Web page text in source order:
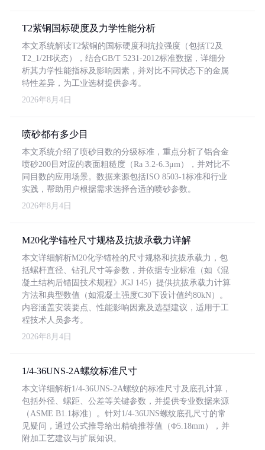
T2紫铜国标硬度及力学性能分析
本文系统解读T2紫铜的国标硬度和抗拉强度（包括T2及
T2_1/2H状态），结合GB/T 5231-2012标准数据，详细分
析其力学性能指标及影响因素，并对比不同状态下的金属
特性差异，为工业选材提供参考。
2026年8月4日
喷砂都有多少目
本文系统介绍了喷砂目数的分级标准，重点分析了铝合金
喷砂200目对应的表面粗糙度（Ra 3.2-6.3μm），并对比不
同目数的应用场景。数据来源包括ISO 8503-1标准和行业
实践，帮助用户根据需求选择合适的喷砂参数。
2026年8月4日
M20化学锚栓尺寸规格及抗拔承载力详解
本文详细解析M20化学锚栓的尺寸规格和抗拔承载力，包
括螺杆直径、钻孔尺寸等参数，并依据专业标准（如《混
凝土结构后锚固技术规程》JGJ 145）提供抗拔承载力计算
方法和典型数值（如混凝土强度C30下设计值约80kN）。
内容涵盖安装要点、性能影响因素及选型建议，适用于工
程技术人员参考。
2026年8月4日
1/4-36UNS-2A螺纹标准尺寸
本文详细解析1/4-36UNS-2A螺纹的标准尺寸及底孔计算，
包括外径、螺距、公差等关键参数，并提供专业数据来源
（ASME B1.1标准）。针对1/4-36UNS螺纹底孔尺寸的常
见疑问，通过公式推导给出精确推荐值（Φ5.18mm），并
附加工艺建议与扩展知识。